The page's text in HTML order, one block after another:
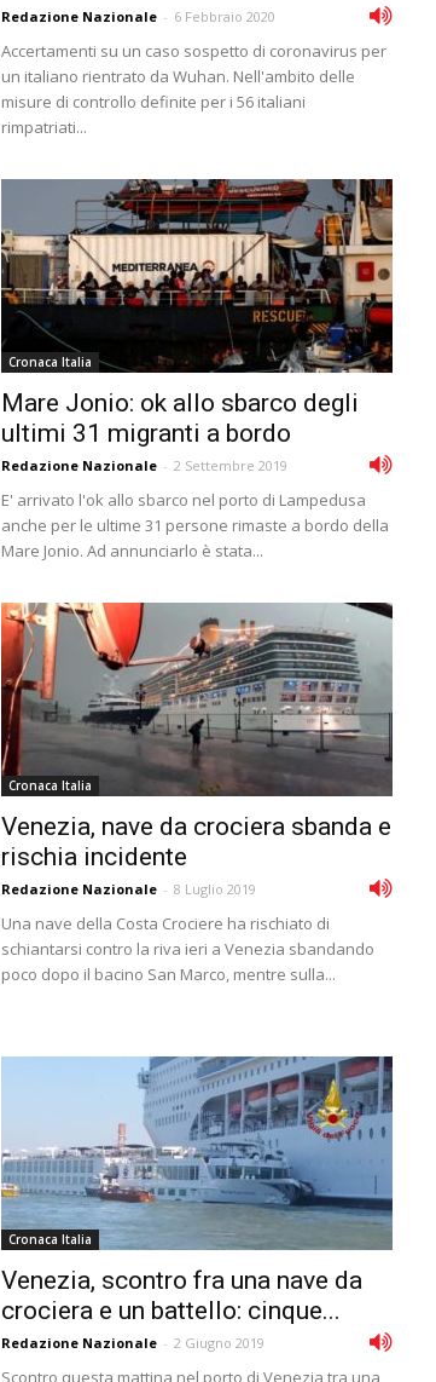
Redazione Nazionale - 6 Febbraio 2020
Accertamenti su un caso sospetto di coronavirus per
un italiano rientrato da Wuhan. Nell'ambito delle
misure di controllo definite per i 56 italiani
rimpatriati...
Cronaca Italia
Mare Jonio: ok allo sbarco degli
ultimi 31 migranti a bordo
Redazione Nazionale - 2 Settembre 2019
E' arrivato l'ok allo sbarco nel porto di Lampedusa
anche per le ultime 31 persone rimaste a bordo della
Mare Jonio. Ad annunciarlo è stata...
Cronaca Italia
Venezia, nave da crociera sbanda e
rischia incidente
Redazione Nazionale - 8 Luglio 2019
Una nave della Costa Crociere ha rischiato di
schiantarsi contro la riva ieri a Venezia sbandando
poco dopo il bacino San Marco, mentre sulla...
Cronaca Italia
Venezia, scontro fra una nave da
crociera e un battello: cinque...
Redazione Nazionale - 2 Giugno 2019
Scontro questa mattina nel porto di Venezia tra una